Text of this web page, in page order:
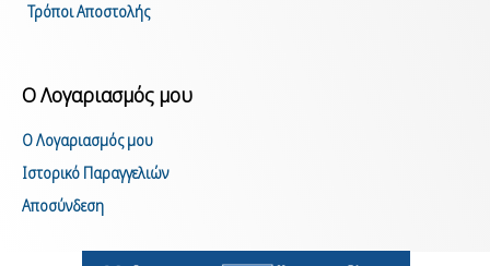
Τρόποι Αποστολής
Ο Λογαριασμός μου
Ο Λογαριασμός μου
Ιστορικό Παραγγελιών
Αποσύνδεση